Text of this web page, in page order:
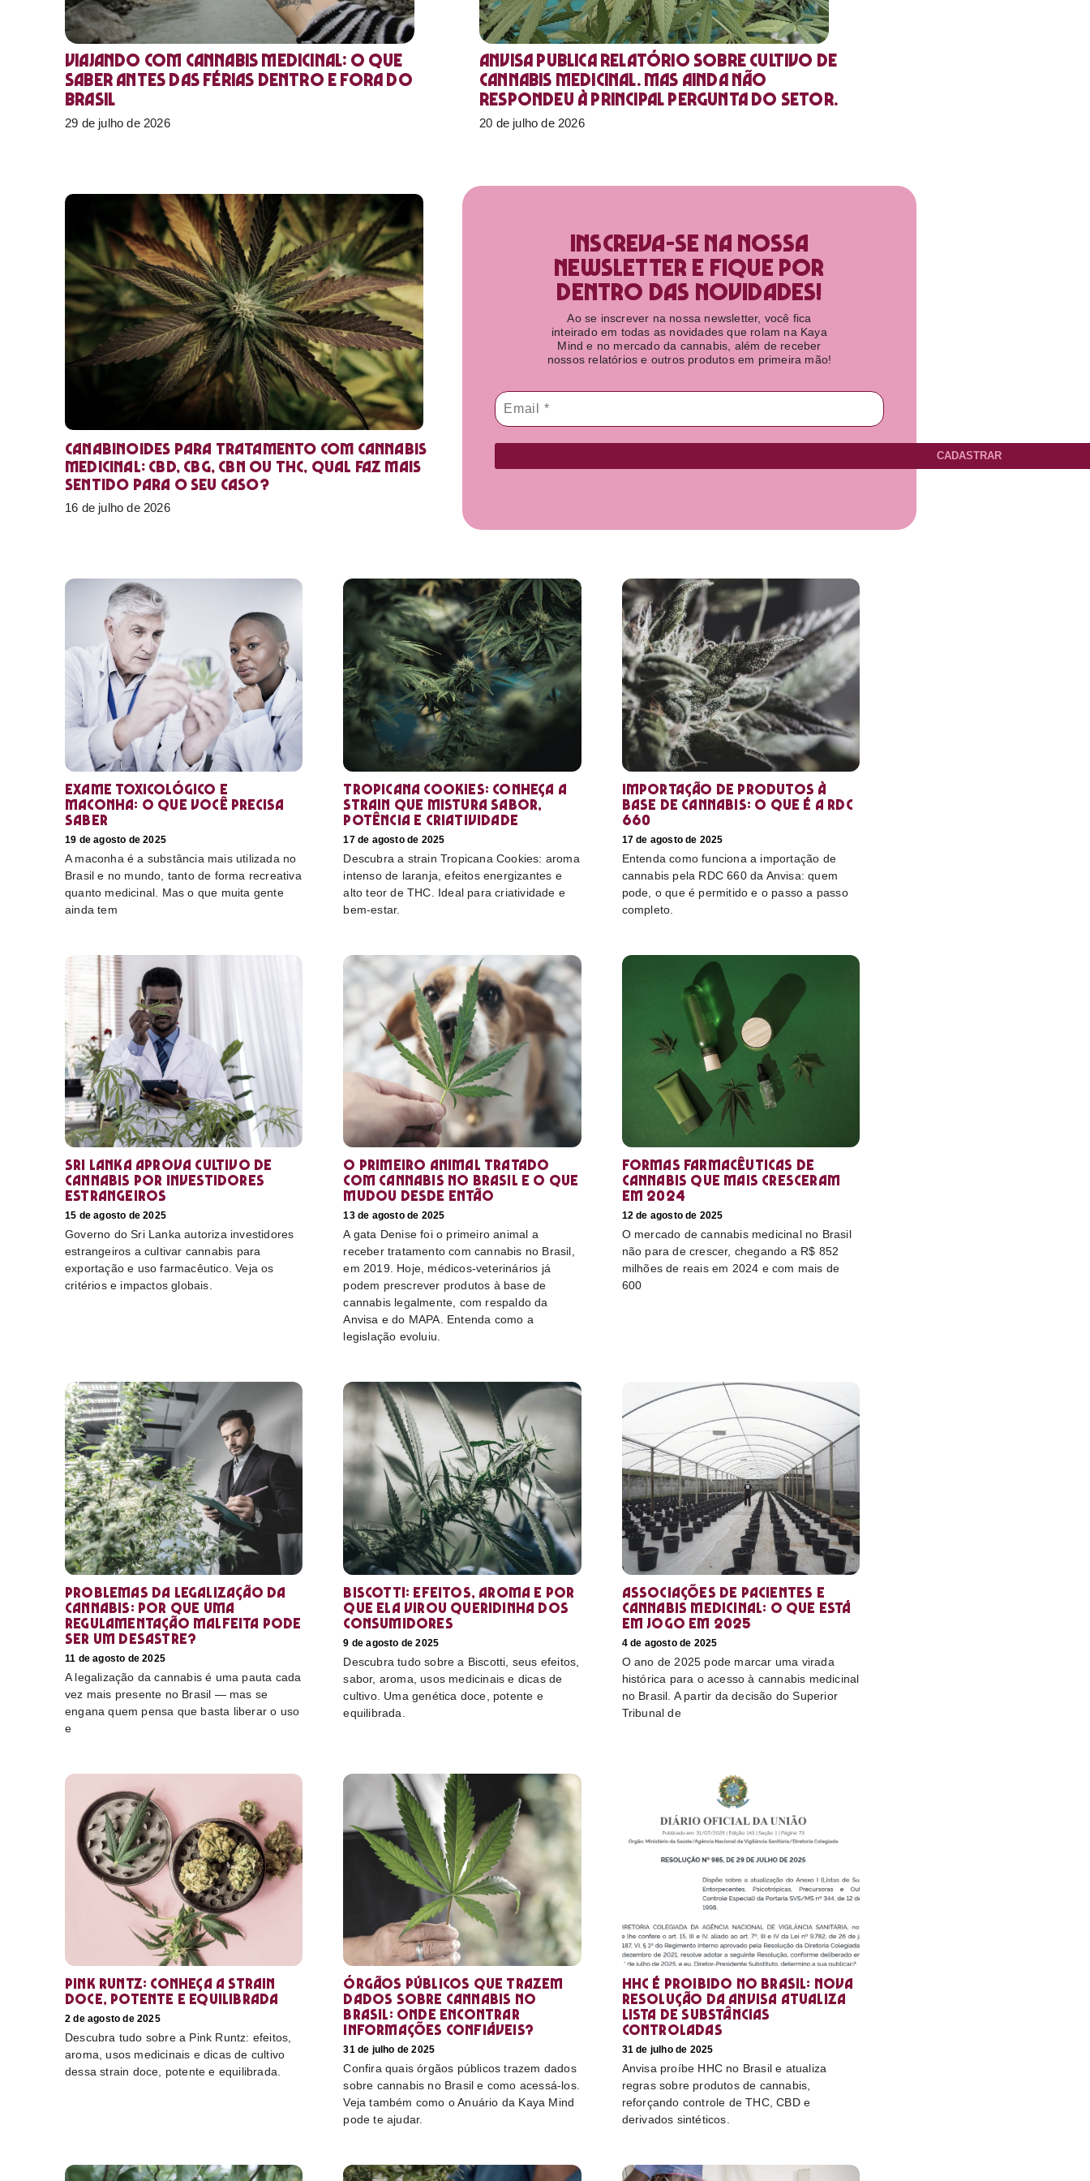
Viajando com cannabis medicinal: o que
saber antes das férias dentro e fora do
Brasil
29 de julho de 2026
Anvisa publica relatório sobre cultivo de
Cannabis medicinal. Mas ainda não
respondeu à principal pergunta do setor.
20 de julho de 2026
Canabinoides para tratamento com cannabis
medicinal: CBD, CBG, CBN ou THC, qual faz mais
sentido para o seu caso?
16 de julho de 2026
Inscreva-se na nossa
newsletter e fique por
dentro das novidades!​
Ao se inscrever na nossa newsletter, você fica
inteirado em todas as novidades que rolam na Kaya
Mind e no mercado da cannabis, além de receber
nossos relatórios e outros produtos em primeira mão!
CADASTRAR
Exame toxicológico e
maconha: o que você precisa
saber
19 de agosto de 2025
A maconha é a substância mais utilizada no
Brasil e no mundo, tanto de forma recreativa
quanto medicinal. Mas o que muita gente
ainda tem
Tropicana Cookies: conheça a
strain que mistura sabor,
potência e criatividade
17 de agosto de 2025
Descubra a strain Tropicana Cookies: aroma
intenso de laranja, efeitos energizantes e
alto teor de THC. Ideal para criatividade e
bem-estar.
Importação de produtos à
base de cannabis: o que é a RDC
660
17 de agosto de 2025
Entenda como funciona a importação de
cannabis pela RDC 660 da Anvisa: quem
pode, o que é permitido e o passo a passo
completo.
Sri Lanka aprova cultivo de
cannabis por investidores
estrangeiros
15 de agosto de 2025
Governo do Sri Lanka autoriza investidores
estrangeiros a cultivar cannabis para
exportação e uso farmacêutico. Veja os
critérios e impactos globais.
O primeiro animal tratado
com cannabis no Brasil e o que
mudou desde então
13 de agosto de 2025
A gata Denise foi o primeiro animal a
receber tratamento com cannabis no Brasil,
em 2019. Hoje, médicos-veterinários já
podem prescrever produtos à base de
cannabis legalmente, com respaldo da
Anvisa e do MAPA. Entenda como a
legislação evoluiu.
Formas farmacêuticas de
cannabis que mais cresceram
em 2024
12 de agosto de 2025
O mercado de cannabis medicinal no Brasil
não para de crescer, chegando a R$ 852
milhões de reais em 2024 e com mais de
600
Problemas da legalização da
cannabis: por que uma
regulamentação malfeita pode
ser um desastre?
11 de agosto de 2025
A legalização da cannabis é uma pauta cada
vez mais presente no Brasil — mas se
engana quem pensa que basta liberar o uso
e
Biscotti: efeitos, aroma e por
que ela virou queridinha dos
consumidores
9 de agosto de 2025
Descubra tudo sobre a Biscotti, seus efeitos,
sabor, aroma, usos medicinais e dicas de
cultivo. Uma genética doce, potente e
equilibrada.
Associações de pacientes e
cannabis medicinal: o que está
em jogo em 2025
4 de agosto de 2025
O ano de 2025 pode marcar uma virada
histórica para o acesso à cannabis medicinal
no Brasil. A partir da decisão do Superior
Tribunal de
Pink Runtz: conheça a strain
doce, potente e equilibrada
2 de agosto de 2025
Descubra tudo sobre a Pink Runtz: efeitos,
aroma, usos medicinais e dicas de cultivo
dessa strain doce, potente e equilibrada.
Órgãos públicos que trazem
dados sobre cannabis no
Brasil: onde encontrar
informações confiáveis?
31 de julho de 2025
Confira quais órgãos públicos trazem dados
sobre cannabis no Brasil e como acessá-los.
Veja também como o Anuário da Kaya Mind
pode te ajudar.
HHC é proibido no Brasil: nova
resolução da Anvisa atualiza
lista de substâncias
controladas
31 de julho de 2025
Anvisa proíbe HHC no Brasil e atualiza
regras sobre produtos de cannabis,
reforçando controle de THC, CBD e
derivados sintéticos.